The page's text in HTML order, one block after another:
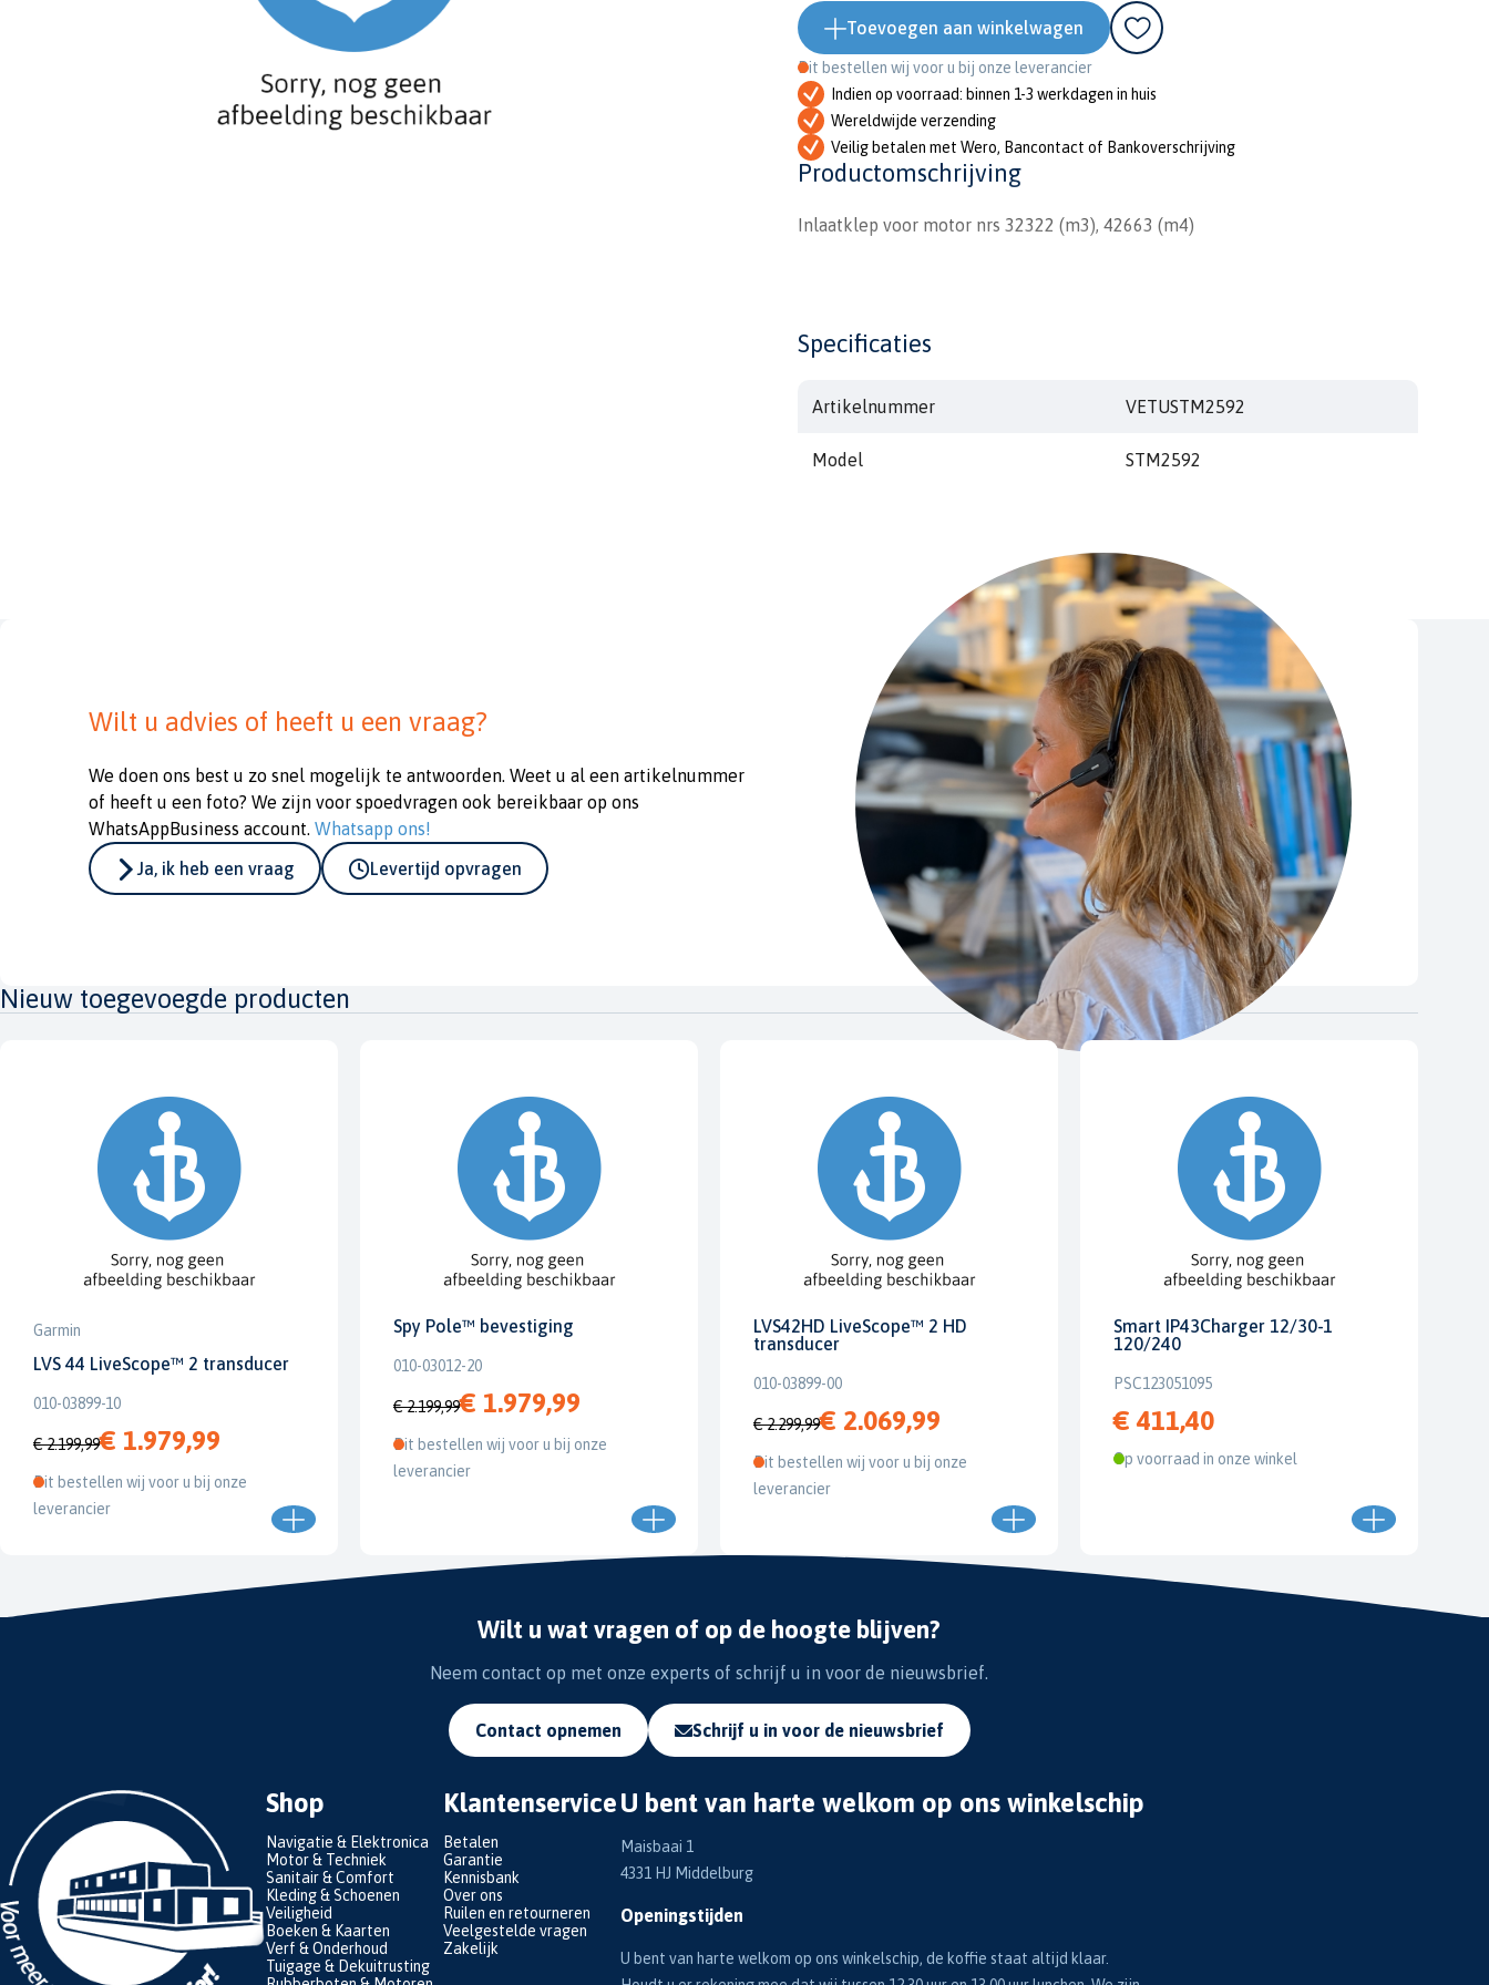
Toevoegen aan winkelwagen
Dit bestellen wij voor u bij onze leverancier
Indien op voorraad: binnen 1-3 werkdagen in huis
Wereldwijde verzending
Veilig betalen met Wero, Bancontact of Bankoverschrijving
Productomschrijving
Inlaatklep voor motor nrs 32322 (m3), 42663 (m4)
Specificaties
Artikelnummer VETUSTM2592
Model STM2592
Wilt u advies of heeft u een vraag?
We doen ons best u zo snel mogelijk te antwoorden. Weet u al een artikelnummer
of heeft u een foto? We zijn voor spoedvragen ook bereikbaar op ons
WhatsAppBusiness account. Whatsapp ons!
Ja, ik heb een vraag
Levertijd opvragen
Nieuw toegevoegde producten
Garmin
LVS 44 LiveScope™ 2 transducer
010-03899-10
€ 2.199,99€ 1.979,99
Dit bestellen wij voor u bij onze
leverancier
Spy Pole™ bevestiging
010-03012-20
€ 2.199,99€ 1.979,99
Dit bestellen wij voor u bij onze
leverancier
LVS42HD LiveScope™ 2 HD
transducer
010-03899-00
€ 2.299,99€ 2.069,99
Dit bestellen wij voor u bij onze
leverancier
Smart IP43Charger 12/30-1
120/240
PSC123051095
€ 411,40
Op voorraad in onze winkel
Wilt u wat vragen of op de hoogte blijven?
Neem contact op met onze experts of schrijf u in voor de nieuwsbrief.
Contact opnemen Schrijf u in voor de nieuwsbrief
Shop
Navigatie & Elektronica
Motor & Techniek
Sanitair & Comfort
Kleding & Schoenen
Veiligheid
Boeken & Kaarten
Verf & Onderhoud
Tuigage & Dekuitrusting
Klantenservice
Betalen
Garantie
Kennisbank
Over ons
Ruilen en retourneren
Veelgestelde vragen
Zakelijk
U bent van harte welkom op ons winkelschip
Maisbaai 1
4331 HJ Middelburg
Openingstijden
U bent van harte welkom op ons winkelschip, de koffie staat altijd klaar.